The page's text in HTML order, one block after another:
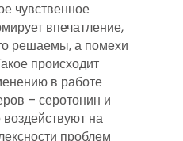
чувственное
впечатление,
решаемы, а помехи
происходит
в работе
– серотонин и
на
проблем